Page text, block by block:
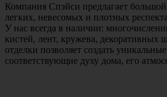
Компания Спэйси предлагает
легких, невесомых и плотных
У нас всегда в наличии:
кистей, лент, кружева, декоративных
отделки позволяет создать
соответствующие духу дома, его